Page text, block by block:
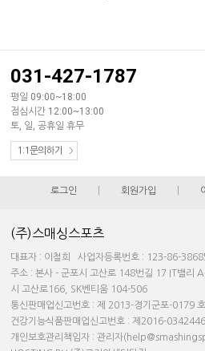
031-427-1787
평일 09:00~18:00
점심시간 12:00~13:00
토, 일, 공휴일 휴무
1:1문의하기
로그인 회원가입
(주)스매싱스포츠
대표자 : 이철희 사업자등록번호 : 123-86-
주소 : 본사 - 군포시 고산로 148번길 17 IT밸리
시 고산로166, SK벤티움 104-506
통신판매업신고번호 : 제 2013-경기군포-0179 호
건강기능식품판매업신고번호 : 제2016-
개인보호관리책임자 : 관리자